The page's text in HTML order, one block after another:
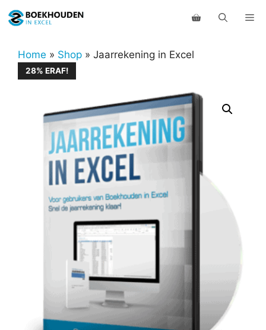
naar
inhoudHome » Shop » Jaarrekening in Excel
28% ERAF!